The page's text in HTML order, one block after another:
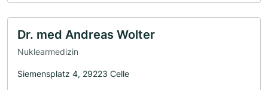
Dr. med Andreas Wolter
Nuklearmedizin
Siemensplatz 4, 29223 Celle